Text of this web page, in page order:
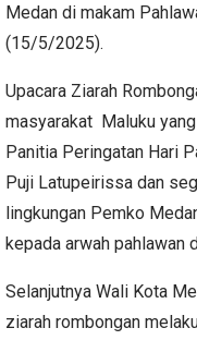
Medan di makam
(15/5/2025).
Upacara Ziarah
masyarakat Maluku
Panitia Peringatan Hari
Puji Latupeirissa dan
lingkungan Pemko
kepada arwah pahlawan
Selanjutnya Wali Kota
ziarah rombongan